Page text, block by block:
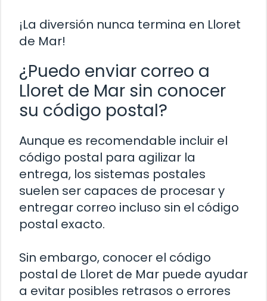
¡La diversión nunca termina en Lloret
de Mar!
¿Puedo enviar correo a
Lloret de Mar sin conocer
su código postal?
Aunque es recomendable incluir el
código postal para agilizar la
entrega, los sistemas postales
suelen ser capaces de procesar y
entregar correo incluso sin el código
postal exacto.
Sin embargo, conocer el código
postal de Lloret de Mar puede ayudar
a evitar posibles retrasos o errores